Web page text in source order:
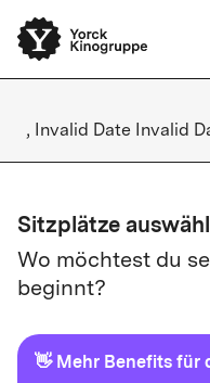
, Invalid Date Invalid
Sitzplätze
Wo möchtest du
beginnt?
👋 Mehr Benefits für